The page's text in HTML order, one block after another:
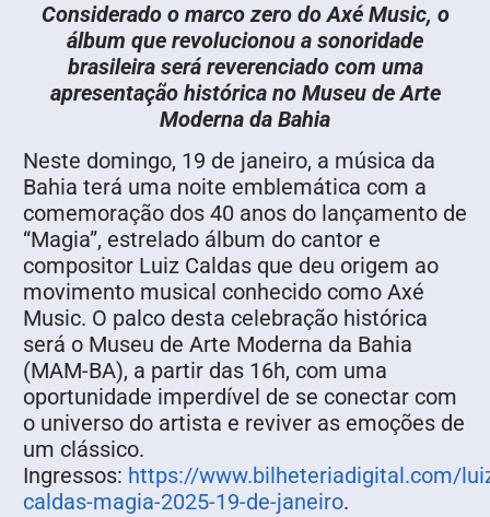
Considerado o marco zero do Axé Music, o
álbum que revolucionou a sonoridade
brasileira será reverenciado com uma
apresentação histórica no Museu de Arte
Moderna da Bahia
Neste domingo, 19 de janeiro, a música da
Bahia terá uma noite emblemática com a
comemoração dos 40 anos do lançamento de
“Magia”, estrelado álbum do cantor e
compositor Luiz Caldas que deu origem ao
movimento musical conhecido como Axé
Music. O palco desta celebração histórica
será o Museu de Arte Moderna da Bahia
(MAM-BA), a partir das 16h, com uma
oportunidade imperdível de se conectar com
o universo do artista e reviver as emoções de
um clássico.
Ingressos: https://www.bilheteriadigital.com/
caldas-magia-2025-19-de-janeiro.